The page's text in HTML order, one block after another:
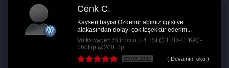
Cenk C.
Kayseri bayisi Özdemir abimiz ilgisi ve
alakasından dolayı çok teşekkür ederim...
Volkswagen Scirocco 1.4 TSi (CTHD-CTKA) -
160Hp @200 Hp
23.02.2022 ( Devamını oku )